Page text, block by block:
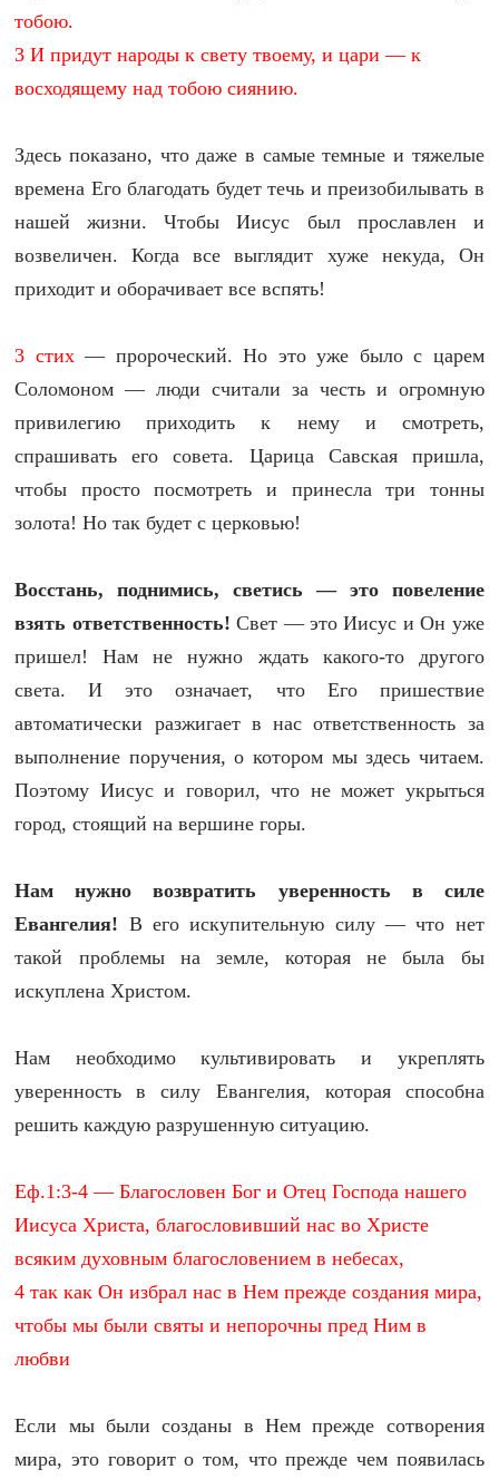
тобою.
3 И придут народы к свету твоему, и цари — к
восходящему над тобою сиянию.
Здесь показано, что даже в самые темные и тяжелые
времена Его благодать будет течь и преизобилывать в
нашей жизни. Чтобы Иисус был прославлен и
возвеличен. Когда все выглядит хуже некуда, Он
приходит и оборачивает все вспять!
3 стих— пророческий. Но это уже было с царем
Соломоном — люди считали за честь и огромную
привилегию приходить к нему и смотреть,
спрашивать его совета. Царица Савская пришла,
чтобы просто посмотреть и принесла три тонны
золота! Но так будет с церковью!
Восстань, поднимись, светись — это повеление
взять ответственность! Свет — это Иисус и Он уже
пришел! Нам не нужно ждать какого-то другого
света. И это означает, что Его пришествие
автоматически разжигает в нас ответственность за
выполнение поручения, о котором мы здесь читаем.
Поэтому Иисус и говорил, что не может укрыться
город, стоящий на вершине горы.
Нам нужно возвратить уверенность в силе
Евангелия! В его искупительную силу — что нет
такой проблемы на земле, которая не была бы
искуплена Христом.
Нам необходимо культивировать и укреплять
уверенность в силу Евангелия, которая способна
решить каждую разрушенную ситуацию.
Еф.1:3-4 — Благословен Бог и Отец Господа нашего
Иисуса Христа, благословивший нас во Христе
всяким духовным благословением в небесах,
4 так как Он избрал нас в Нем прежде создания мира,
чтобы мы были святы и непорочны пред Ним в
любви
Если мы были созданы в Нем прежде сотворения
мира, это говорит о том, что прежде чем появилась